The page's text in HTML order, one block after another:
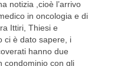
notizia ,cioè l’arrivo
in oncologia e di
Ittiri, Thiesi e
ci è dato sapere, i
hanno due
condominio con gli